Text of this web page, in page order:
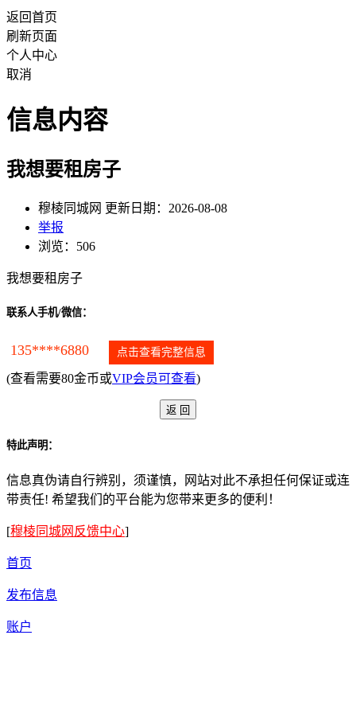
返回首页
刷新页面
个人中心
取消
信息内容
我想要租房子
穆棱同城网 更新日期：2026-08-08
举报
浏览：506
我想要租房子
联系人手机/微信：
135****6880 点击查看完整信息
(查看需要80金币或VIP会员可查看)
特此声明：
信息真伪请自行辨别，须谨慎，网站对此不承担任何保证或连
带责任! 希望我们的平台能为您带来更多的便利！
[穆棱同城网反馈中心]
首页
发布信息
账户